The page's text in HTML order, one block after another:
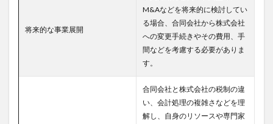
将来的な事業展開
M&Aなどを将来的に検討してい
る場合、合同会社から株式会社
への変更手続きやその費用、手
間などを考慮する必要がありま
す。
合同会社と株式会社の税制の違
い、会計処理の複雑さなどを理
解し、自身のリソースや専門家